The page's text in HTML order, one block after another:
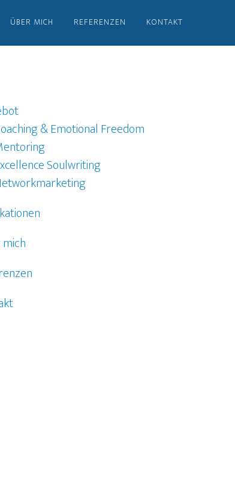
ÜBER MICH REFERENZEN KONTAKT
& Emotional Freedom
Soulwriting